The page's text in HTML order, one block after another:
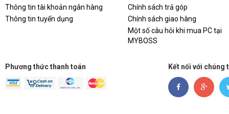
Thông tin tài khoản ngân hàng
Thông tin tuyển dụng
Chính sách trả góp
Chính sách giao hàng
Một số câu hỏi khi mua PC tại
MYBOSS
Phương thức thanh toán Kết nối với chúng